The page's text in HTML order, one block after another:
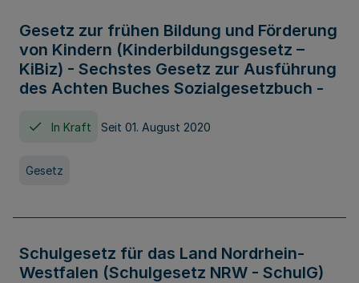
Gesetz zur frühen Bildung und Förderung
von Kindern (Kinderbildungsgesetz –
KiBiz) - Sechstes Gesetz zur Ausführung
des Achten Buches Sozialgesetzbuch -
In Kraft Seit 01. August 2020
Gesetz
Schulgesetz für das Land Nordrhein-
Westfalen (Schulgesetz NRW - SchulG)